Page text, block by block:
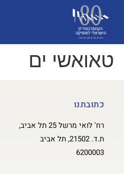
טאואשי ים
כתובתנו
רח' לואי מרשל 25 תל אביב,
ת.ד. 21502, תל אביב
6200003